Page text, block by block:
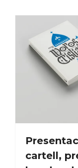
cartell,